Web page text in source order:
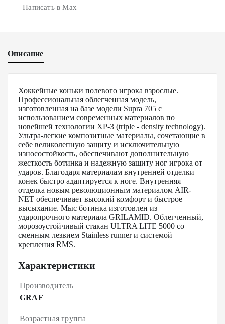
Написать в Max
Описание
Хоккейные коньки полевого игрока взрослые.
Профессиональная облегченная модель,
изготовленная на базе модели Supra 705 с
использованием современных материалов по
новейшей технологии XP-3 (triple - density technology).
Ультра-легкие композитные материалы, сочетающие в
себе великолепную защиту и исключительную
износостойкость, обеспечивают дополнительную
жесткость ботинка и надежную защиту ног игрока от
ударов. Благодаря материалам внутренней отделки
конек быстро адаптируется к ноге. Внутренняя
отделка новым революционным материалом AIR-
NET обеспечивает высокий комфорт и быстрое
высыхание. Мыс ботинка изготовлен из
ударопрочного материала GRILAMID. Облегченный,
морозоустойчивый стакан ULTRA LITE 5000 со
сменным лезвием Stainless runner и системой
крепления RMS.
Характеристики
Производитель
GRAF
Возрастная группа